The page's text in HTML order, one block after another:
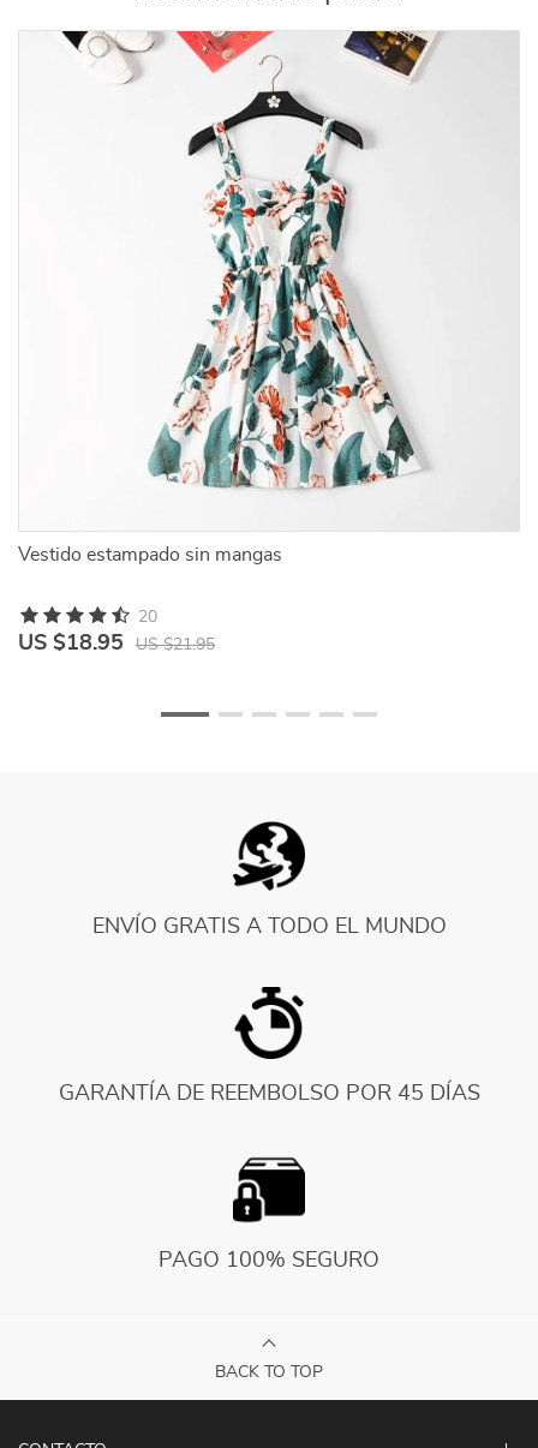
Vestido estampado sin mangas
US $18.95 US $21.95
20
ENVÍO GRATIS A TODO EL MUNDO
GARANTÍA DE REEMBOLSO POR 45 DÍAS
PAGO 100% SEGURO
BACK TO TOP